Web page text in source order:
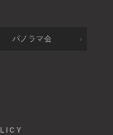
パノラマ会